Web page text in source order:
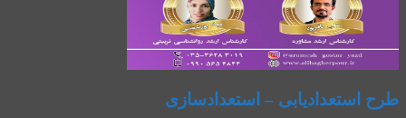
طرح استعدادیابی – استعدادسازی